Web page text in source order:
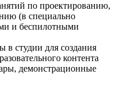
по проектированию,
(в специально
и беспилотными
в студии для создания
контента
демонстрационные